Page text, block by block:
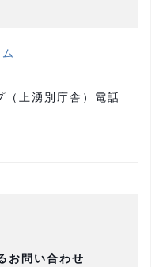
（上湧別庁舎）電話
お問い合わせ